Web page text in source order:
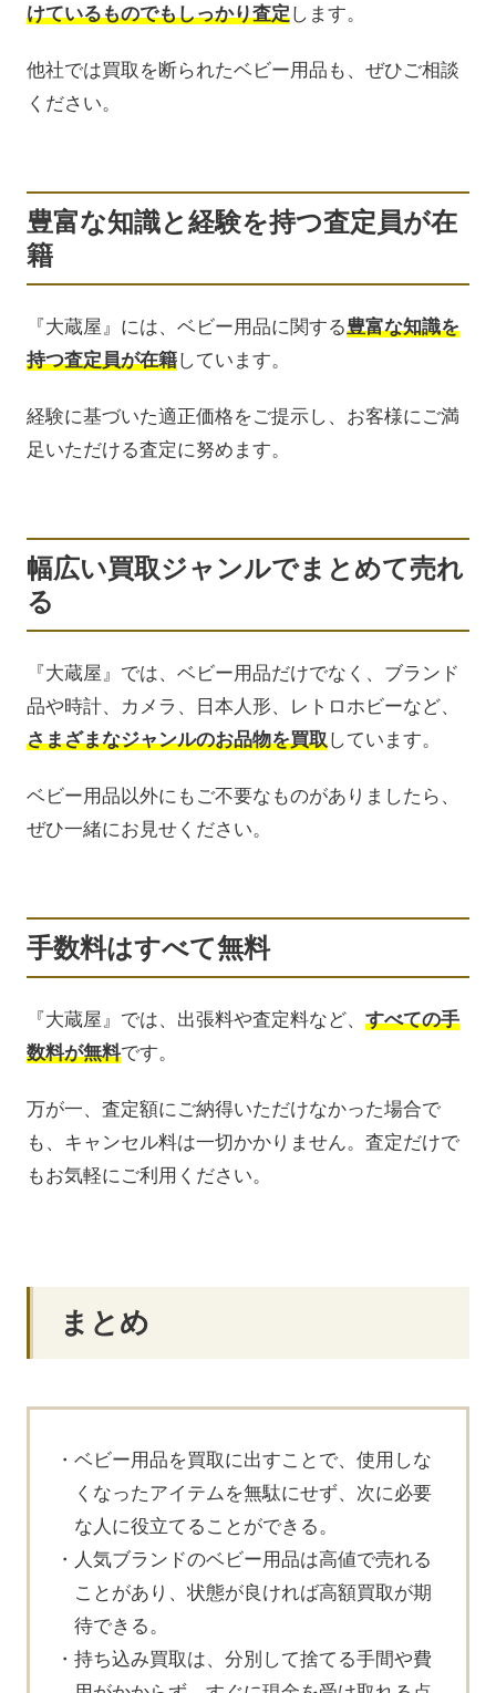
けているものでもしっかり査定します。
他社では買取を断られたベビー用品も、ぜひご相談
ください。
豊富な知識と経験を持つ査定員が在
籍
『大蔵屋』には、ベビー用品に関する豊富な知識を
持つ査定員が在籍しています。
経験に基づいた適正価格をご提示し、お客様にご満
足いただける査定に努めます。
幅広い買取ジャンルでまとめて売れ
る
『大蔵屋』では、ベビー用品だけでなく、ブランド
品や時計、カメラ、日本人形、レトロホビーなど、
さまざまなジャンルのお品物を買取しています。
ベビー用品以外にもご不要なものがありましたら、
ぜひ一緒にお見せください。
手数料はすべて無料
『大蔵屋』では、出張料や査定料など、 すべての手
数料が無料です。
万が一、査定額にご納得いただけなかった場合で
も、キャンセル料は一切かかりません。査定だけで
もお気軽にご利用ください。
まとめ
ベビー用品を買取に出すことで、使用しな
くなったアイテムを無駄にせず、次に必要
な人に役立てることができる。
人気ブランドのベビー用品は高値で売れる
ことがあり、状態が良ければ高額買取が期
待できる。
持ち込み買取は、分別して捨てる手間や費